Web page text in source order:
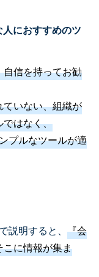
におすすめのツ
信を持ってお勧
いない、組織が
ではなく、
プルなツールが適
明すると、 『会
こに情報が集ま